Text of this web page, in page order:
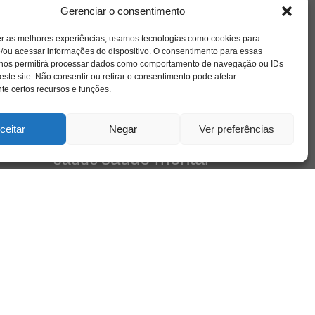
Gerenciar o consentimento
as melhores experiências, usamos tecnologias como cookies para
ou acessar informações do dispositivo. O consentimento para essas
permitirá processar dados como comportamento de navegação ou IDs
site. Não consentir ou retirar o consentimento pode afetar
certos recursos e funções.
Negar Ver preferências
e
amor ansiedade caos CAPS
crianca cuidado cultura depressao
educação entrevista escola família filme
freud infância insight jung liberdade livro
loucura luto maternidade
psicologia relato
saúdesaúde mental